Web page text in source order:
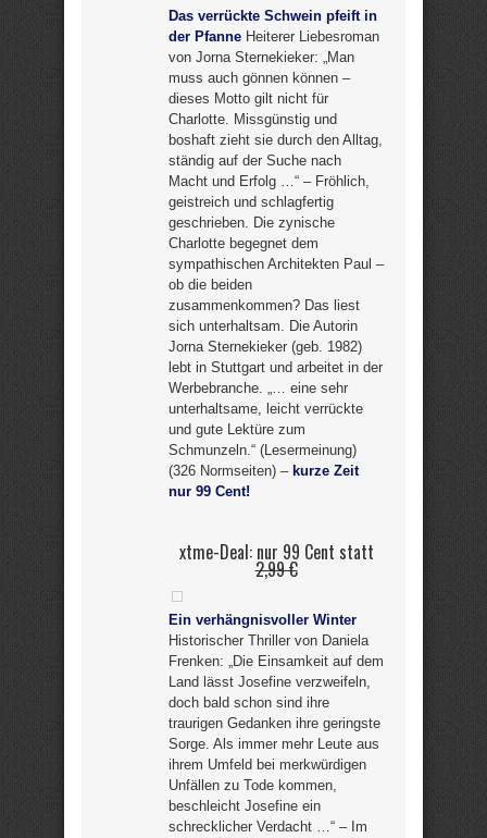
Das verrückte Schwein pfeift in
der Pfanne Heiterer Liebesroman
von Jorna Sternekieker: „Man
muss auch gönnen können –
dieses Motto gilt nicht für
Charlotte. Missgünstig und
boshaft zieht sie durch den Alltag,
ständig auf der Suche nach
Macht und Erfolg …“ – Fröhlich,
geistreich und schlagfertig
geschrieben. Die zynische
Charlotte begegnet dem
sympathischen Architekten Paul –
ob die beiden
zusammenkommen? Das liest
sich unterhaltsam. Die Autorin
Jorna Sternekieker (geb. 1982)
lebt in Stuttgart und arbeitet in der
Werbebranche. „… eine sehr
unterhaltsame, leicht verrückte
und gute Lektüre zum
Schmunzeln.“ (Lesermeinung)
(326 Normseiten) – kurze Zeit
nur 99 Cent!
xtme-Deal: nur 99 Cent statt
2,99 €
Ein verhängnisvoller Winter
Historischer Thriller von Daniela
Frenken: „Die Einsamkeit auf dem
Land lässt Josefine verzweifeln,
doch bald schon sind ihre
traurigen Gedanken ihre geringste
Sorge. Als immer mehr Leute aus
ihrem Umfeld bei merkwürdigen
Unfällen zu Tode kommen,
beschleicht Josefine ein
schrecklicher Verdacht …“ – Im